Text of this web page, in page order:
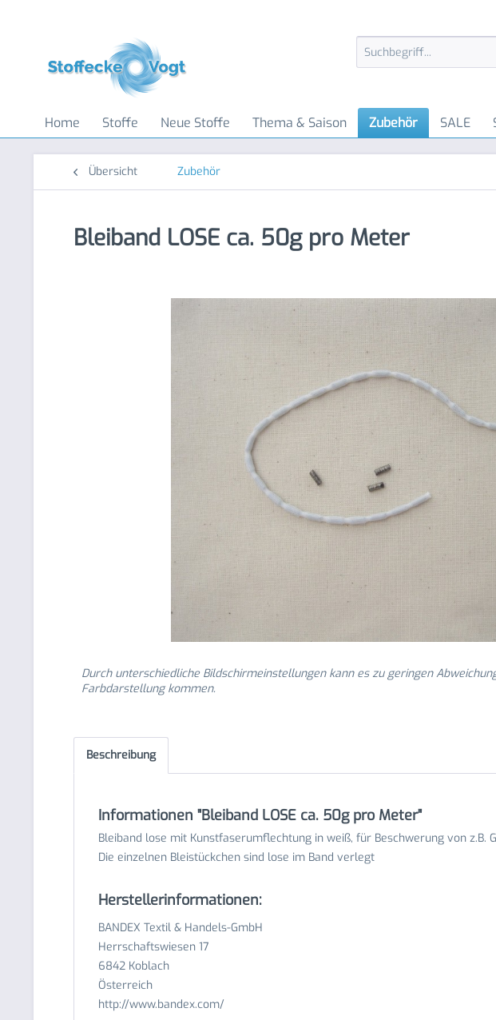
Home Stoffe Neue Stoffe Thema & Saison Zubehör SALE
Übersicht Zubehör
Bleiband LOSE ca. 50g pro Meter
Durch unterschiedliche Bildschirmeinstellungen kann es zu geringen
Farbdarstellung kommen.
Beschreibung
Informationen "Bleiband LOSE ca. 50g pro Meter"
Bleiband lose mit Kunstfaserumflechtung in weiß, für Beschwerung von z.B.
Die einzelnen Bleistückchen sind lose im Band verlegt
Herstellerinformationen:
BANDEX Textil & Handels-GmbH
Herrschaftswiesen 17
6842 Koblach
Österreich
http://www.bandex.com/